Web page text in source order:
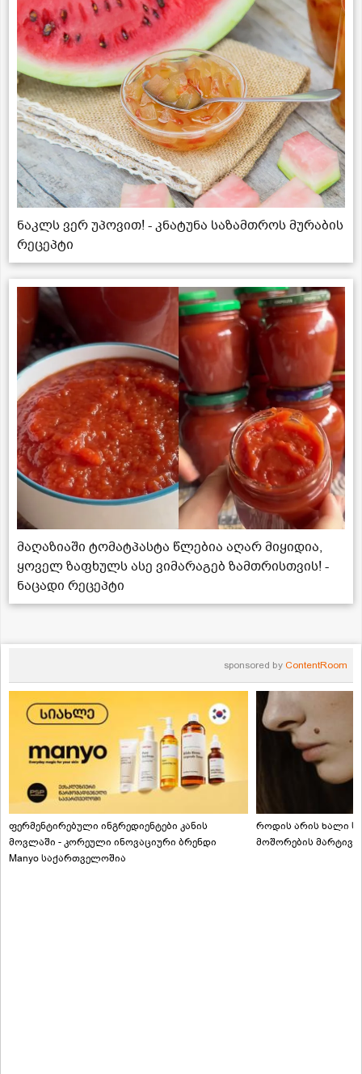
ნაკლს ვერ უპოვით! - კნატუნა საზამთროს მურაბის
რეცეპტი
მაღაზიაში ტომატპასტა წლებია აღარ მიყიდია,
ყოველ ზაფხულს ასე ვიმარაგებ ზამთრისთვის! -
ნაცადი რეცეპტი
sponsored by ContentRoom
ფერმენტირებული ინგრედიენტები კანის
მოვლაში - კორეული ინოვაციური ბრენდი
Manyo საქართველოშია
როდის არის ხალი
მოშორების